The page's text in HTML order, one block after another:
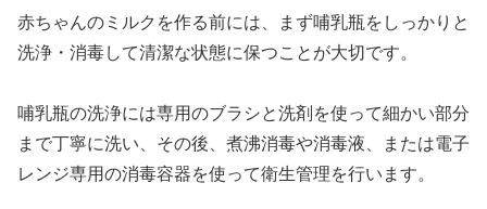
赤ちゃんのミルクを作る前には、まず哺乳瓶をしっかりと
洗浄・消毒して清潔な状態に保つことが大切です。
哺乳瓶の洗浄には専用のブラシと洗剤を使って細かい部分
まで丁寧に洗い、その後、煮沸消毒や消毒液、または電子
レンジ専用の消毒容器を使って衛生管理を行います。